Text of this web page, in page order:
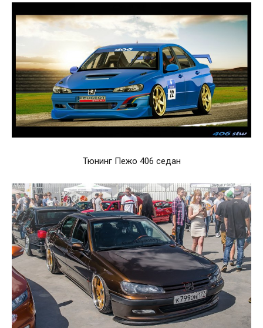
Тюнинг Пежо 406 седан